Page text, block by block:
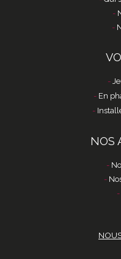
En
NOS